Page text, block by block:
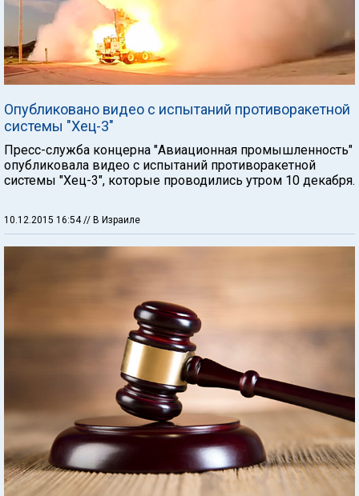
Опубликовано видео с испытаний противоракетной
системы "Хец-3"
Пресс-служба концерна "Авиационная промышленность"
опубликовала видео с испытаний противоракетной
системы "Хец-3", которые проводились утром 10 декабря.
10.12.2015 16:54 // В Израиле